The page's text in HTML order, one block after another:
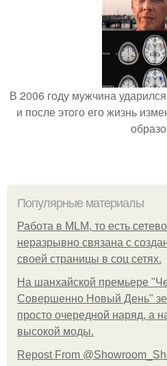
В 2006 году мужчина
и после этого его жизнь
Популярные материалы
Работа в MLM, то есть
неразрывно связана с
своей страницы в соц сетях.
На шанхайской премьере
Совершенно Новый День"
просто очередной наряд, а
высокой моды.
Repost From